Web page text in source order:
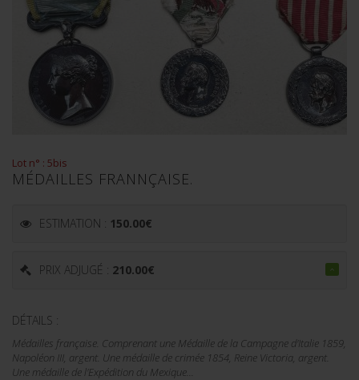
Lot n° : 5bis
MÉDAILLES FRANNÇAISE.
ESTIMATION : 150.00€
PRIX ADJUGÉ : 210.00€
DÉTAILS :
Médailles française. Comprenant une Médaille de la Campagne d'Italie 1859,
Napoléon III, argent. Une médaille de crimée 1854, Reine Victoria, argent.
Une médaille de l'Expédition du Mexique...